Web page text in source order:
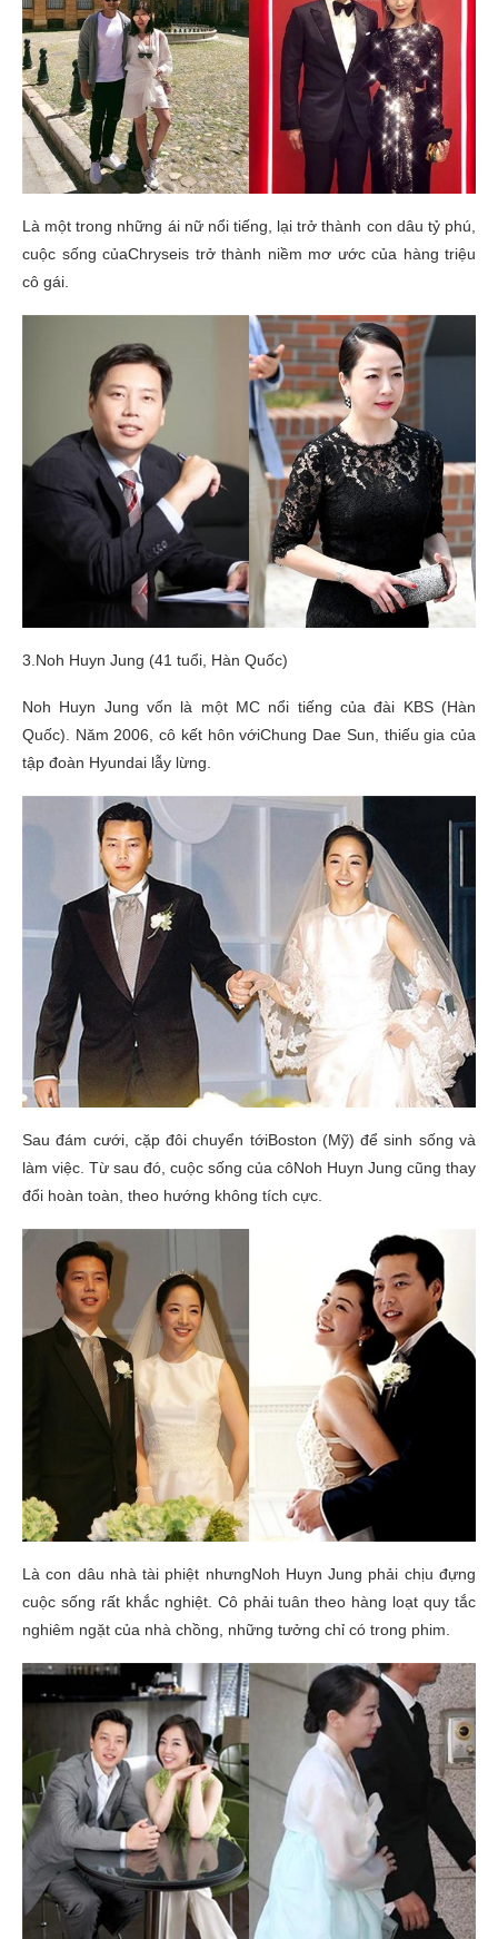
Là một trong những ái nữ nổi tiếng, lại trở thành con dâu tỷ phú,
cuộc sống củaChryseis trở thành niềm mơ ước của hàng triệu
cô gái.
3.Noh Huyn Jung (41 tuổi, Hàn Quốc)
Noh Huyn Jung vốn là một MC nổi tiếng của đài KBS (Hàn
Quốc). Năm 2006, cô kết hôn vớiChung Dae Sun, thiếu gia của
tập đoàn Hyundai lẫy lừng.
Sau đám cưới, cặp đôi chuyển tớiBoston (Mỹ) để sinh sống và
làm việc. Từ sau đó, cuộc sống của côNoh Huyn Jung cũng thay
đổi hoàn toàn, theo hướng không tích cực.
Là con dâu nhà tài phiệt nhưngNoh Huyn Jung phải chịu đựng
cuộc sống rất khắc nghiệt. Cô phải tuân theo hàng loạt quy tắc
nghiêm ngặt của nhà chồng, những tưởng chỉ có trong phim.